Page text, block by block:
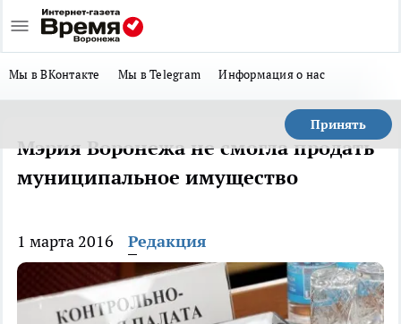
Мы в ВКонтакте Мы в Telegram Информация о нас
Принять
Мэрия Воронежа не смогла продать
муниципальное имущество
1 марта 2016 Редакция